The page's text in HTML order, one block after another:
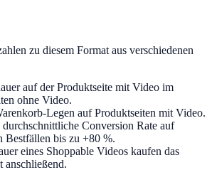
zu diesem Format aus verschiedenen
auf der Produktseite mit Video im
ohne Video.
Legen auf Produktseiten mit Video.
Conversion Rate auf
Bestfällen bis zu +80 %.
eines Shoppable Videos kaufen das
anschließend.